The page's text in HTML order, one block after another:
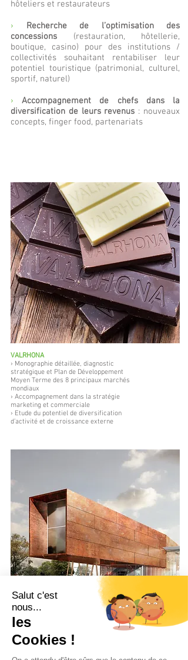
hôteliers et restaurateurs
›
Recherche de l’optimisation des
concessions (restauration, hôtellerie,
boutique, casino) pour des institutions /
collectivités souhaitant rentabiliser leur
potentiel touristique (patrimonial, culturel,
sportif, naturel)
›
Accompagnement de chefs dans la
diversification de leurs revenus : nouveaux
concepts, finger food, partenariats
VALRHONA
› Monographie détaillée, diagnostic
stratégique et Plan de Développement
Moyen Terme des 8 principaux marchés
mondiaux
› Accompagnement dans la stratégie
marketing et commerciale
› Etude du potentiel de diversification
d’activité et de croissance externe
SOCIÉTÉ
D'EXPLOITATION DE LA TOUR EIFFEL
› Audit et recommandations stratégiques sur le
développement des concessions Restauration et
Boutiques
› AMO stratégique, juridique et financière en phase de